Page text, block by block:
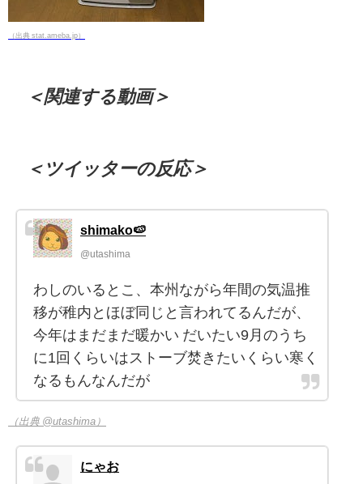
（出典 stat.ameba.jp）
＜関連する動画＞
＜ツイッターの反応＞
shimako🍉
@utashima
わしのいるとこ、本州ながら年間の気温推
移が稚内とほぼ同じと言われてるんだが、
今年はまだまだ暖かい だいたい9月のうち
に1回くらいはストーブ焚きたいくらい寒く
なるもんなんだが
（出典 @utashima）
にゃお